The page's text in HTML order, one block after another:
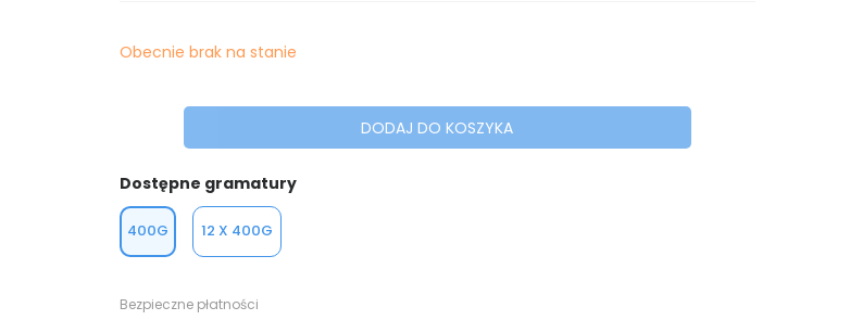
Obecnie brak na stanie
DODAJ DO KOSZYKA
Dostępne gramatury
400G 12 X 400G
Bezpieczne płatności